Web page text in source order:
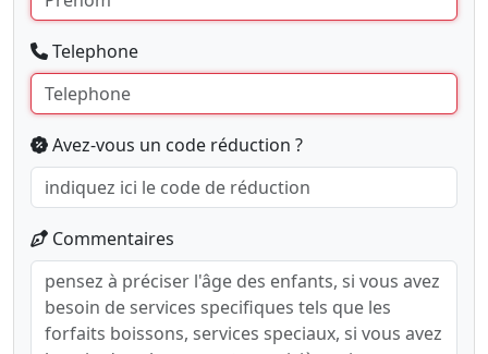
Telephone
Avez-vous un code réduction ?
Commentaires